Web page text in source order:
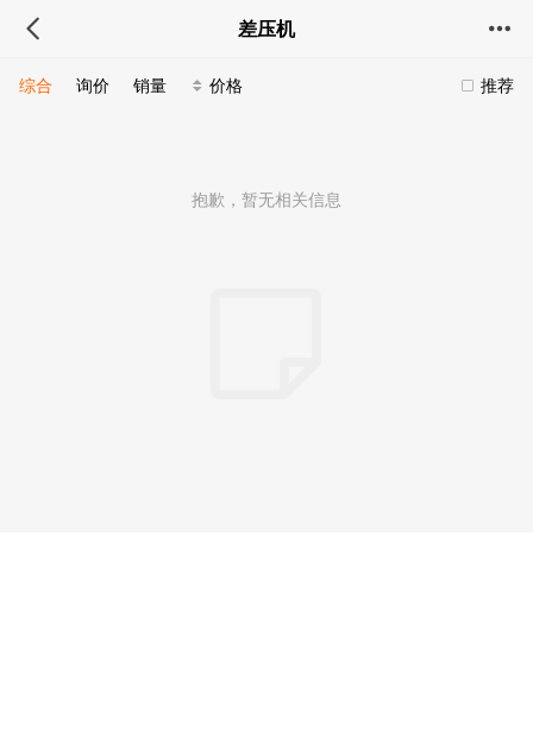
差压机
推荐
综合 询价 销量 价格
抱歉，暂无相关信息